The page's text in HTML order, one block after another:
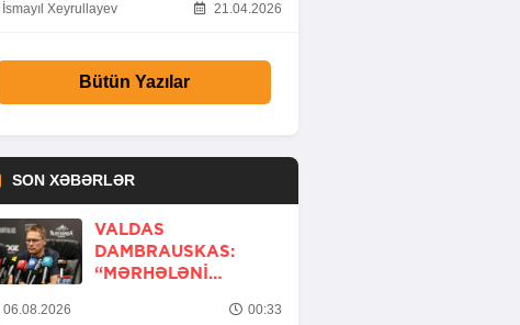
İsmayıl Xeyrullayev 21.04.2026
Bütün Yazılar
SON XƏBƏRLƏR
VALDAS
DAMBRAUSKAS:
“MƏRHƏLƏNI
06.08.2026 00:33